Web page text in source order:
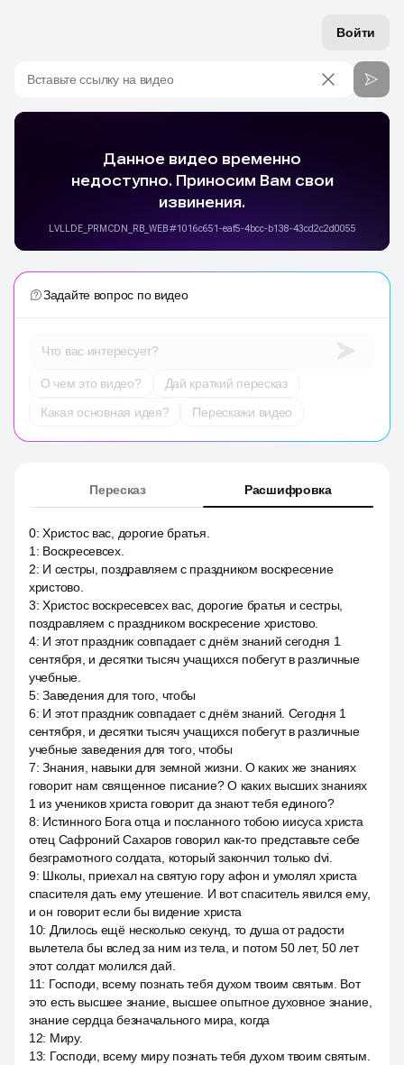
Войти
Вставьте ссылку на видео
Задайте вопрос по видео
Что вас интересует?
О чем это видео?
Дай краткий пересказ
Какая основная идея?
Перескажи видео
Пересказ Расшифровка
0:Христос вас, дорогие братья.
1 : Воскресевсех.
2: И сестры, поздравляем с праздником воскресение
христово.
3:Христос воскресевсех вас, дорогие братья и сестры,
поздравляем с праздником воскресение христово.
4: И этот праздник совпадает с днём знаний сегодня 1
сентября, и десятки тысяч учащихся побегут в различные
учебные.
5:Заведения для того, чтобы
6: И этот праздник совпадает с днём знаний. Сегодня 1
сентября, и десятки тысяч учащихся побегут в различные
учебные заведения для того, чтобы
7:Знания, навыки для земной жизни. О каких же знаниях
говорит нам священное писание? О каких высших знаниях
1 из учеников христа говорит да знают тебя единого?
8: Истинного Бога отца и посланного тобою иисуса христа
отец Сафроний Сахаров говорил как-то представьте себе
безграмотного солдата, который закончил только dvi.
9: Школы, приехал на святую гору афон и умолял христа
спасителя дать ему утешение. И вот спаситель явился ему,
и он говорит если бы видение христа
10: Длилось ещё несколько секунд, то душа от радости
вылетела бы вслед за ним из тела, и потом 50 лет, 50 лет
этот солдат молился дай.
11: Господи, всему познать тебя духом твоим святым. Вот
это есть высшее знание, высшее опытное духовное знание,
знание сердца безначального мира, когда
12: Миру.
13: Господи, всему миру познать тебя духом твоим святым.